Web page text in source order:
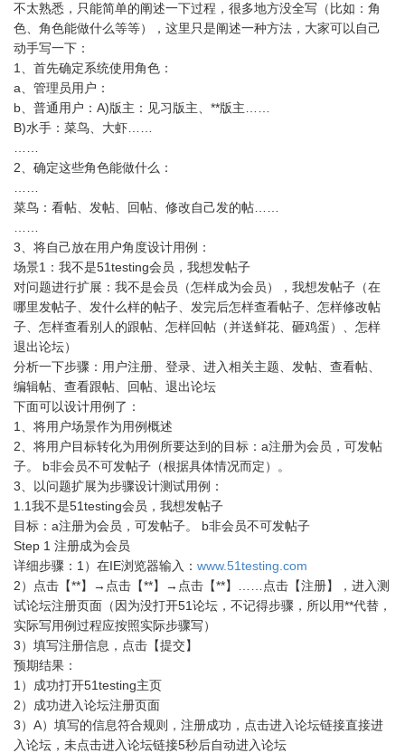
不太熟悉，只能简单的阐述一下过程，很多地方没全写（比如：角
色、角色能做什么等等），这里只是阐述一种方法，大家可以自己
动手写一下：
1、首先确定系统使用角色：
a、管理员用户：
b、普通用户：A)版主：见习版主、**版主……
B)水手：菜鸟、大虾……
2、确定这些角色能做什么：
菜鸟：看帖、发帖、回帖、修改自己发的帖……
3、将自己放在用户角度设计用例：
场景1：我不是51testing会员，我想发帖子
对问题进行扩展：我不是会员（怎样成为会员），我想发帖子（在
哪里发帖子、发什么样的帖子、发完后怎样查看帖子、怎样修改帖
子、怎样查看别人的跟帖、怎样回帖（并送鲜花、砸鸡蛋）、怎样
退出论坛）
分析一下步骤：用户注册、登录、进入相关主题、发帖、查看帖、
编辑帖、查看跟帖、回帖、退出论坛
下面可以设计用例了：
1、将用户场景作为用例概述
2、将用户目标转化为用例所要达到的目标：a注册为会员，可发帖
子。 b非会员不可发帖子（根据具体情况而定）。
3、以问题扩展为步骤设计测试用例：
1.1我不是51testing会员，我想发帖子
目标：a注册为会员，可发帖子。 b非会员不可发帖子
Step 1 注册成为会员
详细步骤：1）在IE浏览器输入： www.51testing.com
2）点击【**】→点击【**】→点击【**】……点击【注册】，进入测
试论坛注册页面（因为没打开51论坛，不记得步骤，所以用**代替，
实际写用例过程应按照实际步骤写）
3）填写注册信息，点击【提交】
预期结果：
1）成功打开51testing主页
2）成功进入论坛注册页面
3）A）填写的信息符合规则，注册成功，点击进入论坛链接直接进
入论坛，未点击进入论坛链接5秒后自动进入论坛